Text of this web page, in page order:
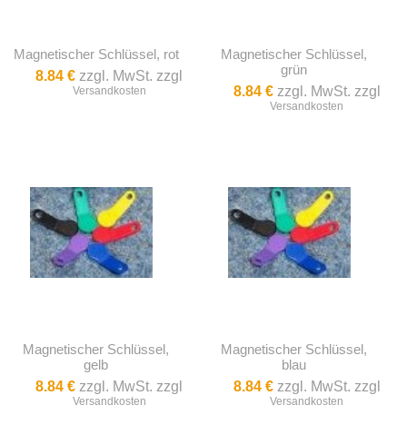
Magnetischer Schlüssel, rot
8.84 € zzgl. MwSt. zzgl
Versandkosten
Magnetischer Schlüssel,
grün
8.84 €zzgl. MwSt. zzgl
Versandkosten
Magnetischer Schlüssel,
gelb
8.84 € zzgl. MwSt. zzgl
Versandkosten
Magnetischer Schlüssel,
blau
8.84 €zzgl. MwSt. zzgl
Versandkosten